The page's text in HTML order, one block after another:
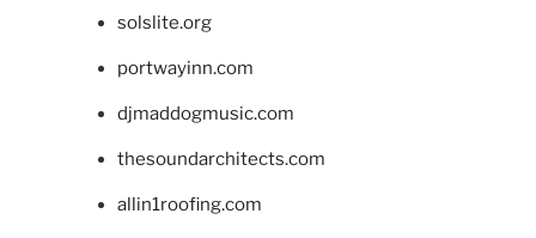
solslite.org
portwayinn.com
djmaddogmusic.com
thesoundarchitects.com
allin1roofing.com